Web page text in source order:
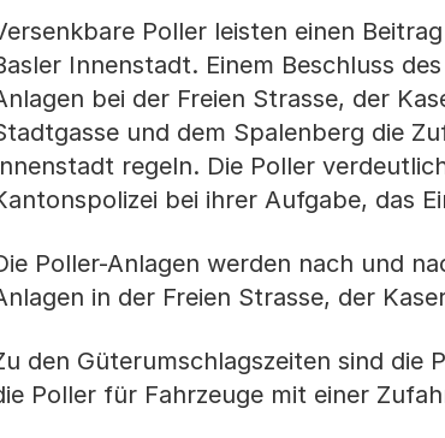
Poller leisten einen
Innenstadt. Einem Beschluss
bei der Freien Strasse, der
und dem Spalenberg die
regeln. Die Poller
bei ihrer Aufgabe, das
Poller-Anlagen werden nach und
in der Freien Strasse, der
den Güterumschlagszeiten sind die
Poller für Fahrzeuge mit einer